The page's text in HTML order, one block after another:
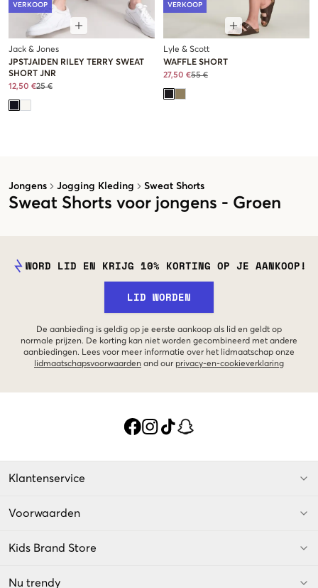
Jongens Jogging Kleding Sweat Shorts
Sweat Shorts voor jongens - Groen
VERKOOP
Jack & Jones
JPSTJAIDEN RILEY TERRY SWEAT
SHORT JNR
12,50 €25 €
VERKOOP
Lyle & Scott
WAFFLE SHORT
27,50 €55 €
WORD LID EN KRIJG 10% KORTING OP JE AANKOOP!
LID WORDEN
De aanbieding is geldig op je eerste aankoop als lid en geldt op
normale prijzen. De korting kan niet worden gecombineerd met andere
aanbiedingen. Lees voor meer informatie over het lidmaatschap onze
lidmaatschapsvoorwaarden and our privacy-en-cookieverklaring
Klantenservice
Voorwaarden
Kids Brand Store
Nu trendy